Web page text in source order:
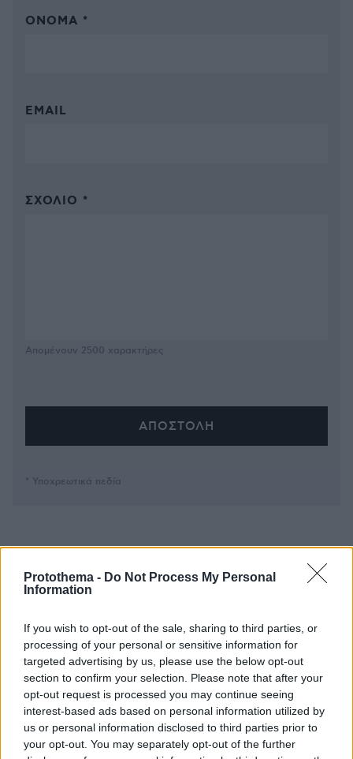
Protothema - Do Not Process My Personal
Information
If you wish to opt-out of the sale, sharing to third parties, or
processing of your personal or sensitive information for
targeted advertising by us, please use the below opt-out
section to confirm your selection. Please note that after your
opt-out request is processed you may continue seeing
interest-based ads based on personal information utilized by
us or personal information disclosed to third parties prior to
your opt-out. You may separately opt-out of the further
ΌΝΟΜΑ *
EMAIL
ΣΧΌΛΙΟ *
Απομένουν 2500 χαρακτήρες
* Υποχρεωτικά πεδία
ΡΟΗ ΕΙΔΗΣΕΩΝ
Ειδήσεις Δημοφιλή Σχολιασμένα
Είδατε σαμιαμίδι στο σπίτι σας; Γιατί δεν πρέπει να το
σκοτώσετε
Αποκαλύφθηκε η αιτία θανάτου του 29χρονου πρώην
NBAer Μπράντον Κλαρκ
πριν 16 λεπτά
Πώς εξαργυρώνεται το ιδιωτικό πρόγραμμα σύνταξης –
πριν 27 λεπτά